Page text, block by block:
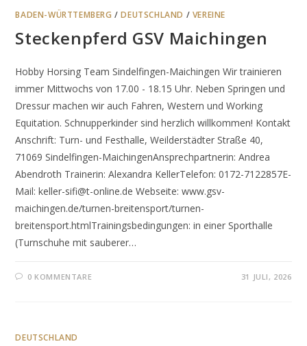
BADEN-WÜRTTEMBERG /DEUTSCHLAND / VEREINE
Steckenpferd GSV Maichingen
Hobby Horsing Team Sindelfingen-Maichingen Wir trainieren
immer Mittwochs von 17.00 - 18.15 Uhr. Neben Springen und
Dressur machen wir auch Fahren, Western und Working
Equitation. Schnupperkinder sind herzlich willkommen! Kontakt
Anschrift: Turn- und Festhalle, Weilderstädter Straße 40,
71069 Sindelfingen-MaichingenAnsprechpartnerin: Andrea
Abendroth Trainerin: Alexandra KellerTelefon: 0172-7122857E-
Mail: keller-sifi@t-online.de Webseite: www.gsv-
maichingen.de/turnen-breitensport/turnen-
breitensport.htmlTrainingsbedingungen: in einer Sporthalle
(Turnschuhe mit sauberer…
0 KOMMENTARE 31 JULI, 2026
DEUTSCHLAND